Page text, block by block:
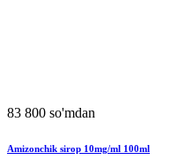
83 800 so'mdan
Amizonchik sirop 10mg/ml 100ml